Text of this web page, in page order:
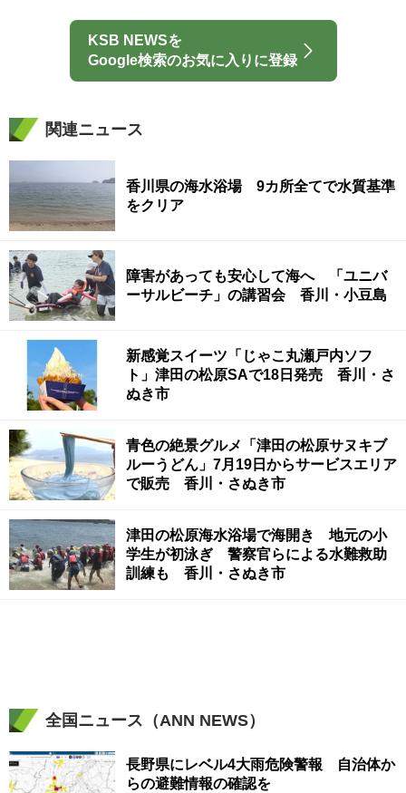
KSB NEWSを
Google検索のお気に入りに登録
関連ニュース
香川県の海水浴場 9カ所全てで水質基準
をクリア
障害があっても安心して海へ 「ユニバ
ーサルビーチ」の講習会 香川・小豆島
新感覚スイーツ「じゃこ丸瀬戸内ソフ
ト」津田の松原SAで18日発売 香川・さ
ぬき市
青色の絶景グルメ「津田の松原サヌキブ
ルーうどん」7月19日からサービスエリア
で販売 香川・さぬき市
津田の松原海水浴場で海開き 地元の小
学生が初泳ぎ 警察官らによる水難救助
訓練も 香川・さぬき市
全国ニュース（ANN NEWS）
長野県にレベル4大雨危険警報 自治体か
らの避難情報の確認を